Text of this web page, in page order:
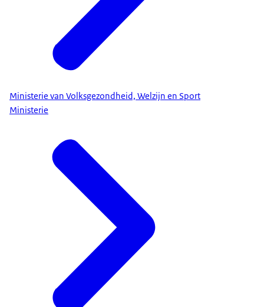
Ministerie van Volksgezondheid, Welzijn en Sport
Ministerie